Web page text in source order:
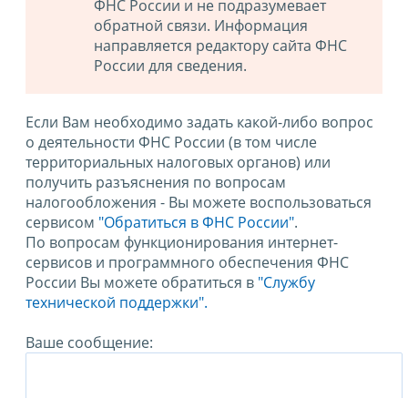
ФНС России и не подразумевает
обратной связи. Информация
направляется редактору сайта ФНС
России для сведения.
Если Вам необходимо задать какой-либо вопрос
о деятельности ФНС России (в том числе
территориальных налоговых органов) или
получить разъяснения по вопросам
налогообложения - Вы можете воспользоваться
сервисом "Обратиться в ФНС России".
По вопросам функционирования интернет-
сервисов и программного обеспечения ФНС
России Вы можете обратиться в "Службу
технической поддержки".
Ваше сообщение: